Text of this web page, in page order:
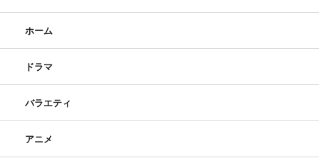
ホーム
ドラマ
バラエティ
アニメ